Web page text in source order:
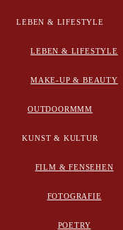
LEBEN & LIFESTYLE
LEBEN & LIFESTYLE
MAKE-UP & BEAUTY
OUTDOORMMM
KUNST & KULTUR
FILM & FENSEHEN
FOTOGRAFIE
POETRY